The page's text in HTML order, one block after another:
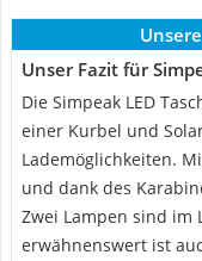
Unser Fazit für
Die Simpeak LED
einer Kurbel und
Lademöglichkeiten.
und dank des
Zwei Lampen sind im
erwähnenswert ist